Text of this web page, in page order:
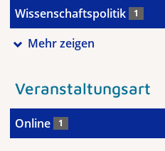
Wissenschaftspolitik 1
Mehr zeigen
Veranstaltungsart
Online 1